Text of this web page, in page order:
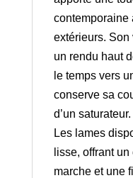
contemporaine
extérieurs.
un rendu haut
le temps vers
conserve sa
d’un saturateur.
Les lames
lisse, offrant
marche et une